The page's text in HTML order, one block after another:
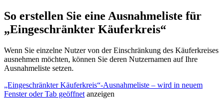
So erstellen Sie eine Ausnahmeliste für
„Eingeschränkter Käuferkreis“
Wenn Sie einzelne Nutzer von der Einschränkung des Käuferkreises
ausnehmen möchten, können Sie deren Nutzernamen auf Ihre
Ausnahmeliste setzen.
„Eingeschränkter Käuferkreis“-Ausnahmeliste – wird in neuem
Fenster oder Tab geöffnet anzeigen